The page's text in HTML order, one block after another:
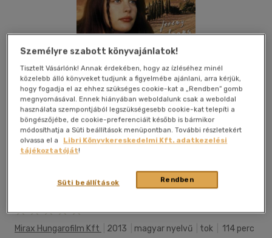
Kívánságlistához adom
Mirax Hungarofilm Kft 2013 magyar nyelvű tok 114 perc
Személyre szabott könyvajánlatok!
Tisztelt Vásárlónk! Annak érdekében, hogy az ízléséhez minél
közelebb álló könyveket tudjunk a figyelmébe ajánlani, arra kérjük,
hogy fogadja el az ehhez szükséges cookie-kat a „Rendben” gomb
megnyomásával. Ennek hiányában weboldalunk csak a weboldal
használata szempontjából legszükségesebb cookie-kat telepíti a
böngészőjébe, de cookie-preferenciáit később is bármikor
módosíthatja a Süti beállítások menüpontban. További részletekért
olvassa el a
Libri Könyvkereskedelmi Kft. adatkezelési
tájékoztatóját!
Rendben
Süti beállítások